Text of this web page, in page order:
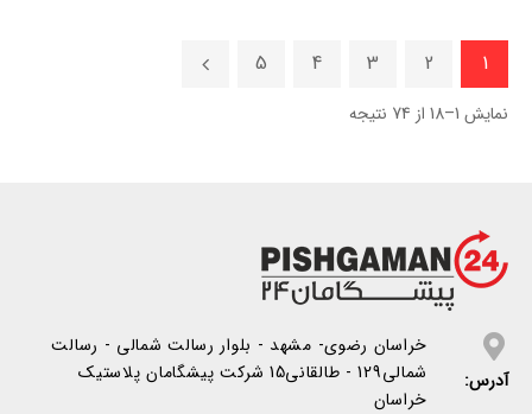
1
2
3
4
5
نمایش 1–18 از 74 نتیجه
آدرس:
خراسان رضوی- مشهد - بلوار رسالت شمالی - رسالت
شمالی129 - طالقانی15 شرکت پیشگامان پلاستیک
خراسان